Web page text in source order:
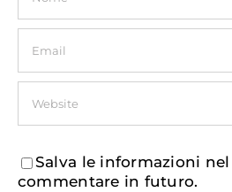
Salva le informazioni
commentare in futuro.